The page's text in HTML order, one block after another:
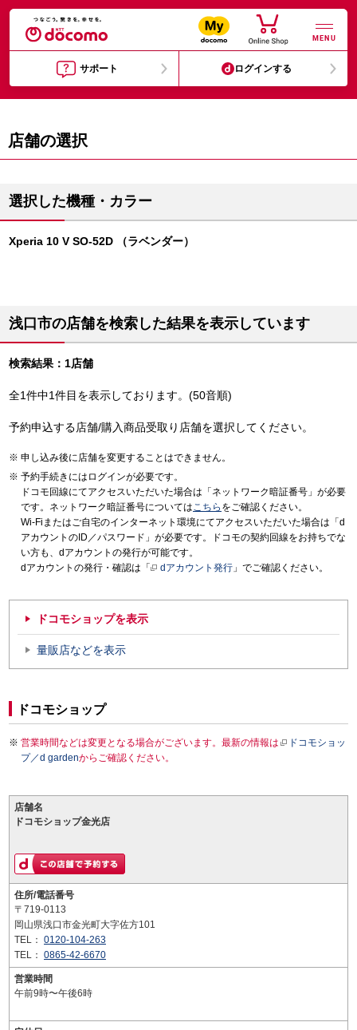
MENU
サポート ログインする
店舗の選択
選択した機種・カラー
Xperia 10 V SO-52D （ラベンダー）
浅口市の店舗を検索した結果を表示しています
検索結果：1店舗
全1件中1件目を表示しております。(50音順)
予約申込する店舗/購入商品受取り店舗を選択してください。
申し込み後に店舗を変更することはできません。
予約手続きにはログインが必要です。
ドコモ回線にてアクセスいただいた場合は「ネットワーク暗証番号」が必要
です。ネットワーク暗証番号についてはこちら をご確認ください。
Wi-Fiまたはご自宅のインターネット環境にてアクセスいただいた場合は「d
アカウントのID／パスワード」が必要です。ドコモの契約回線をお持ちでな
い方も、dアカウントの発行が可能です。
dアカウントの発行・確認は「
dアカウント発行 」でご確認ください。
ドコモショップを表示
量販店などを表示
ドコモショップ
営業時間などは変更となる場合がございます。最新の情報は
ドコモショッ
プ／d gardenからご確認ください。
店舗名
ドコモショップ金光店
住所/電話番号
〒719-0113
岡山県浅口市金光町大字佐方101
TEL： 0120-104-263
TEL： 0865-42-6670
営業時間
午前9時〜午後6時